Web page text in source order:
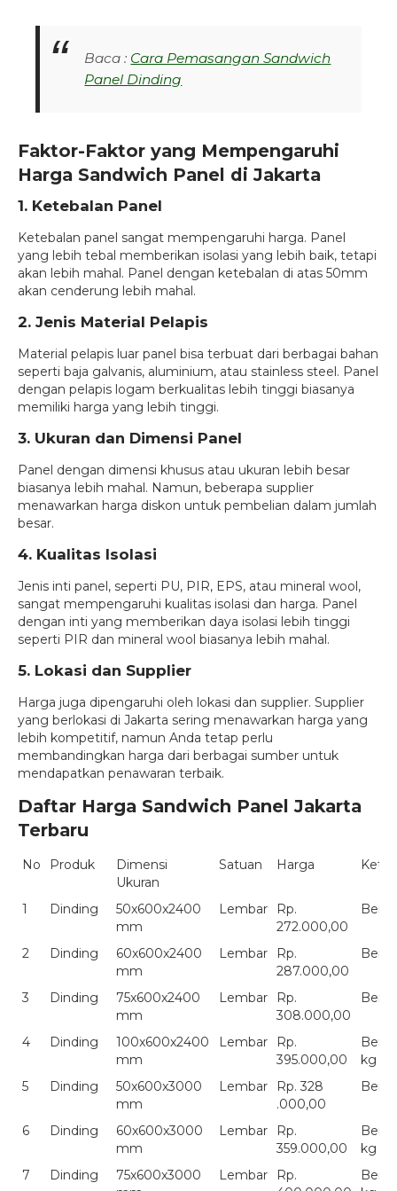
Baca : Cara Pemasangan Sandwich
Panel Dinding
Faktor-Faktor yang Mempengaruhi
Harga Sandwich Panel di Jakarta
1. Ketebalan Panel
Ketebalan panel sangat mempengaruhi harga. Panel
yang lebih tebal memberikan isolasi yang lebih baik, tetapi
akan lebih mahal. Panel dengan ketebalan di atas 50mm
akan cenderung lebih mahal.
2. Jenis Material Pelapis
Material pelapis luar panel bisa terbuat dari berbagai bahan
seperti baja galvanis, aluminium, atau stainless steel. Panel
dengan pelapis logam berkualitas lebih tinggi biasanya
memiliki harga yang lebih tinggi.
3. Ukuran dan Dimensi Panel
Panel dengan dimensi khusus atau ukuran lebih besar
biasanya lebih mahal. Namun, beberapa supplier
menawarkan harga diskon untuk pembelian dalam jumlah
besar.
4. Kualitas Isolasi
Jenis inti panel, seperti PU, PIR, EPS, atau mineral wool,
sangat mempengaruhi kualitas isolasi dan harga. Panel
dengan inti yang memberikan daya isolasi lebih tinggi
seperti PIR dan mineral wool biasanya lebih mahal.
5. Lokasi dan Supplier
Harga juga dipengaruhi oleh lokasi dan supplier. Supplier
yang berlokasi di Jakarta sering menawarkan harga yang
lebih kompetitif, namun Anda tetap perlu
membandingkan harga dari berbagai sumber untuk
mendapatkan penawaran terbaik.
Daftar Harga Sandwich Panel Jakarta
Terbaru
No Produk
Dimensi
Ukuran
Satuan Harga
1 Dinding
50x600x2400
mm
Lembar
Rp.
272.000,00
2 Dinding
60x600x2400
mm
Lembar
Rp.
287.000,00
3 Dinding
75x600x2400
mm
Lembar
Rp.
308.000,00
4 Dinding
100x600x2400
mm
Lembar
Rp.
395.000,00
kg
5
Dinding
50x600x3000
mm
Lembar
Rp. 328
.000,00
6 Dinding
60x600x3000
mm
Lembar
Rp.
359.000,00
kg
7
Dinding
75x600x3000
Lembar
Rp.